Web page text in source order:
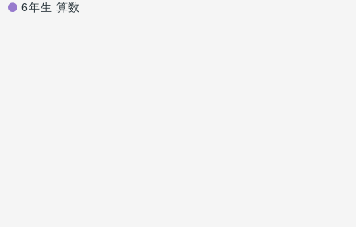
6年生 算数